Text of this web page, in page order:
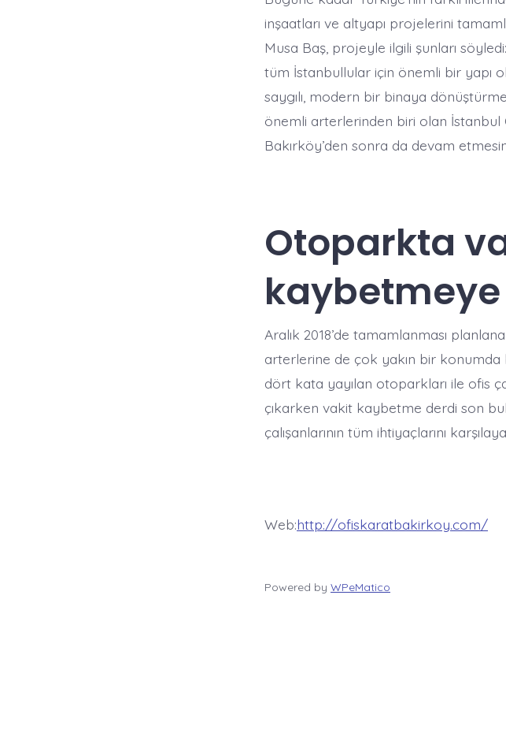
inşaatları ve altyapı projelerini
Musa Baş, projeyle ilgili şunları
tüm İstanbullular için önemli bir yapı
saygılı, modern bir binaya
önemli arterlerinden biri olan İstanbul
Bakırköy’den sonra da devam
Otoparkta
Aralık 2018’de tamamlanması
arterlerine de çok yakın bir konumda
dört kata yayılan otoparkları ile ofis
çıkarken vakit kaybetme derdi son
çalışanlarının tüm ihtiyaçlarını
Web:http://ofiskaratbakirkoy.com/
Powered by WPeMatico